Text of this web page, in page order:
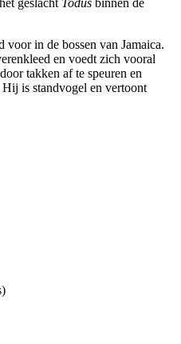
geslacht Todus binnen de
in de bossen van Jamaica.
en voedt zich vooral
takken af te speuren en
is standvogel en vertoont